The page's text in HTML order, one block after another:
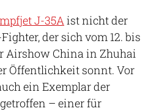
J-35A ist nicht der
der sich vom 12. bis
Airshow China in Zhuhai
Öffentlichkeit sonnt. Vor
ein Exemplar der
– einer für